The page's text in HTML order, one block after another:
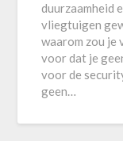
duurzaamheid
vliegtuigen
waarom zou je
voor dat je
voor de
geen…